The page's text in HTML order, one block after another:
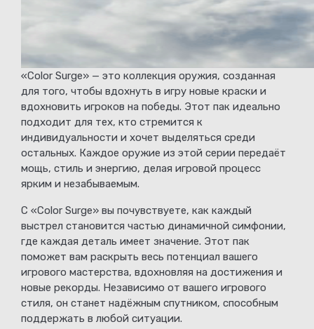
«Color Surge» — это коллекция оружия, созданная
для того, чтобы вдохнуть в игру новые краски и
вдохновить игроков на победы. Этот пак идеально
подходит для тех, кто стремится к
индивидуальности и хочет выделяться среди
остальных. Каждое оружие из этой серии передаёт
мощь, стиль и энергию, делая игровой процесс
ярким и незабываемым.
С «Color Surge» вы почувствуете, как каждый
выстрел становится частью динамичной симфонии,
где каждая деталь имеет значение. Этот пак
поможет вам раскрыть весь потенциал вашего
игрового мастерства, вдохновляя на достижения и
новые рекорды. Независимо от вашего игрового
стиля, он станет надёжным спутником, способным
поддержать в любой ситуации.